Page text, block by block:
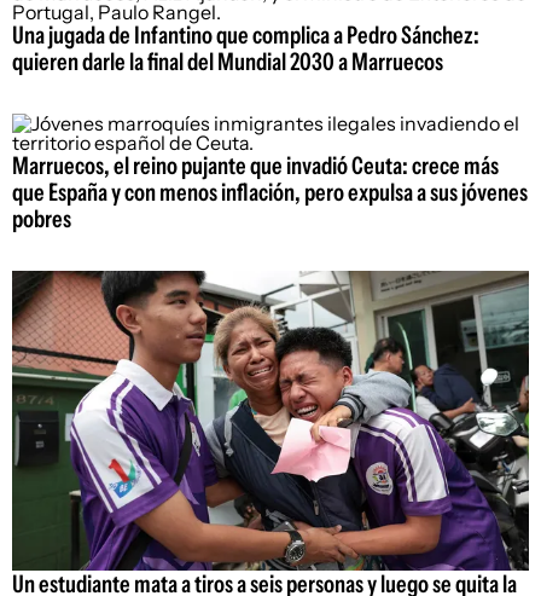
Una jugada de Infantino que complica a Pedro Sánchez:
quieren darle la final del Mundial 2030 a Marruecos
Marruecos, el reino pujante que invadió Ceuta: crece más
que España y con menos inflación, pero expulsa a sus jóvenes
pobres
Un estudiante mata a tiros a seis personas y luego se quita la